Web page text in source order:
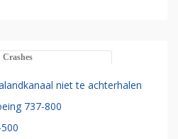
Crashes
niet te achterhalen
737-800